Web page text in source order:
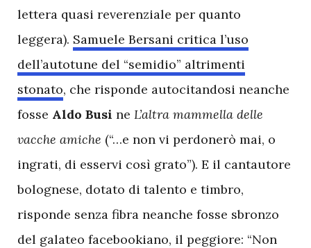
lettera quasi reverenziale per quanto
leggera). Samuele Bersani critica l’uso
dell’autotune del “semidio” altrimenti
stonato, che risponde autocitandosi neanche
fosse Aldo Busi ne L’altra mammella delle
vacche amiche (“…e non vi perdonerò mai, o
ingrati, di esservi così grato”). E il cantautore
bolognese, dotato di talento e timbro,
risponde senza fibra neanche fosse sbronzo
del galateo facebookiano, il peggiore: “Non